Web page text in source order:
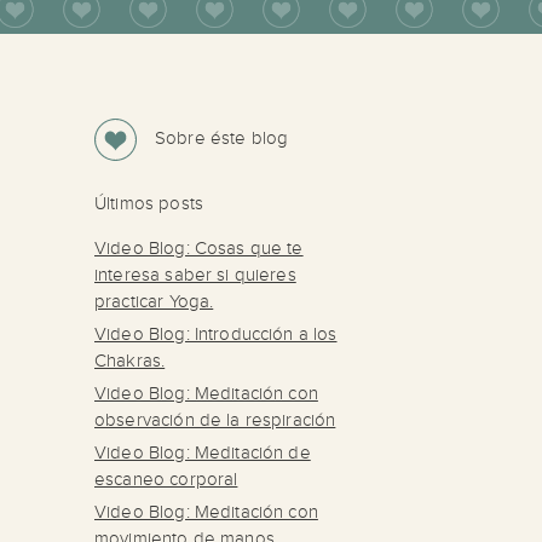
Sobre éste blog
Últimos posts
Video Blog: Cosas que te
interesa saber si quieres
practicar Yoga.
Video Blog: Introducción a los
Chakras.
Video Blog: Meditación con
observación de la respiración
Video Blog: Meditación de
escaneo corporal
Video Blog: Meditación con